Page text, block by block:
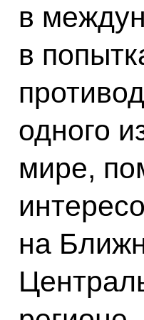
в
в
одного
мире,
на